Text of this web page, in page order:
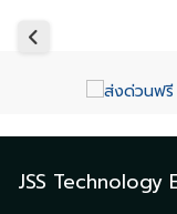
JSS Technology